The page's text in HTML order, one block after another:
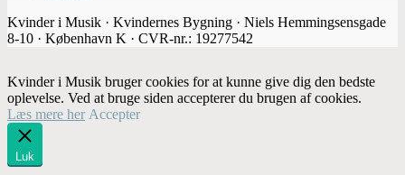
Kvinder i Musik · Kvindernes Bygning · Niels Hemmingsensgade
8-10 · København K · CVR-nr.: 19277542
Kvinder i Musik bruger cookies for at kunne give dig den bedste
oplevelse. Ved at bruge siden accepterer du brugen af cookies.
Læs mere her Accepter
Luk